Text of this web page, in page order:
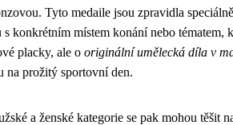
Tyto medaile jsou zpravidla
s konkrétním místem konání nebo
placky, ale o originální umělecká díla v
na prožitý sportovní den.
a ženské kategorie se pak mohou těšit